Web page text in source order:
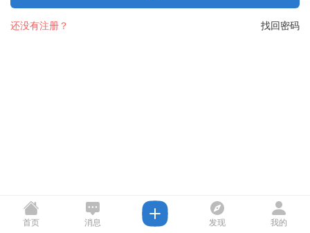
找回密码
还没有注册？
首页 消息 发现 我的